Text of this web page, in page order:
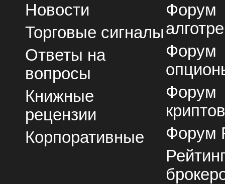
Новости
Торговые сигналы
Ответы на
вопросы
Книжные
рецензии
Корпоративные
Форум
Форум
Форум
Форум